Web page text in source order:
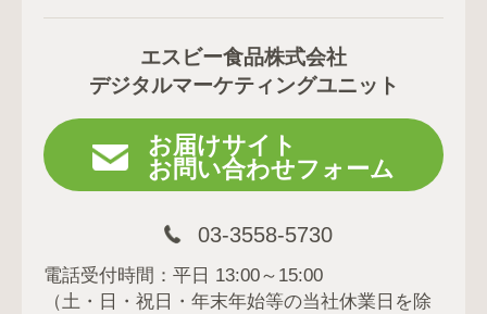
エスビー食品株式会社
デジタルマーケティングユニット
お届けサイト
お問い合わせフォーム
03-3558-5730
電話受付時間：平日 13:00～15:00
（土・日・祝日・年末年始等の当社休業日を除